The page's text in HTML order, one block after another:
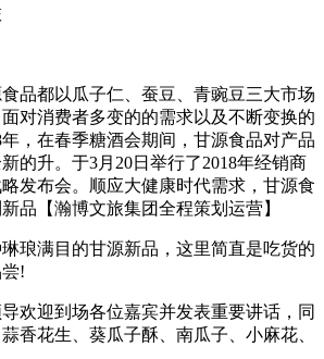
都以瓜子仁、蚕豆、青豌豆三大市场
对消费者多变的的需求以及不断变换的
，在春季糖酒会期间，甘源食品对产品
的升。于3月20日举行了2018年经销商
发布会。顺应大健康时代需求，甘源食
品【瀚博文旅集团全程策划运营】
满目的甘源新品，这里简直是吃货的
!
迎到场各位嘉宾并发表重要讲话，同
香花生、葵瓜子酥、南瓜子、小麻花、